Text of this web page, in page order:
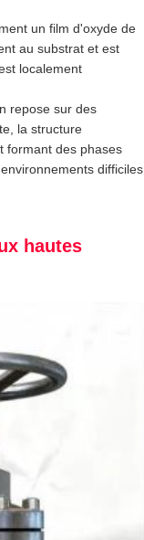
un film d'oxyde de
au substrat et est
localement
repose sur des
la structure
formant des phases
difficiles
hautes